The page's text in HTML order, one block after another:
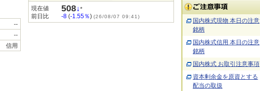
--
--
信用
現在値
508↓*
前日比
-8 (-1.55％) (26/08/07 09:41)
国内株式現物 本日の注意
銘柄
国内株式信用 本日の注意
銘柄
国内株式 お取引注意事項
資本剰余金を原資とする
配当の取扱